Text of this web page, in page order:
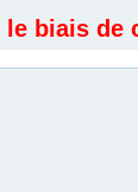
le biais de